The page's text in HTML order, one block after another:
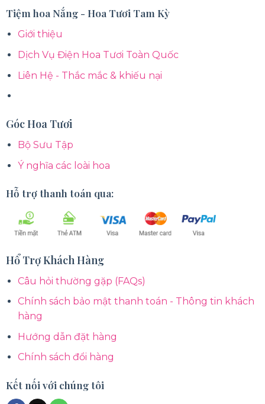
Tiệm hoa Nắng - Hoa Tươi Tam Kỳ
Giới thiệu
Dịch Vụ Điện Hoa Tươi Toàn Quốc
Liên Hệ - Thắc mắc & khiếu nại
Góc Hoa Tươi
Bộ Sưu Tập
Ý nghĩa các loài hoa
Hỗ trợ thanh toán qua:
Hổ Trợ Khách Hàng
Câu hỏi thường gặp (FAQs)
Chính sách bảo mật thanh toán - Thông tin khách
hàng
Hướng dẫn đặt hàng
Chính sách đổi hàng
Kết nối với chúng tôi